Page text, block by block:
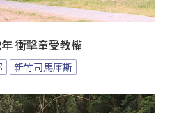
衝擊童受教權
新竹司馬庫斯